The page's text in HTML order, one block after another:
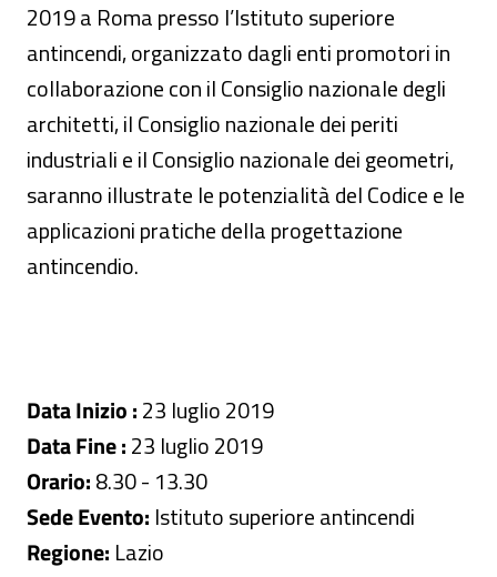
2019 a Roma presso l’Istituto superiore
antincendi, organizzato dagli enti promotori in
collaborazione con il Consiglio nazionale degli
architetti, il Consiglio nazionale dei periti
industriali e il Consiglio nazionale dei geometri,
saranno illustrate le potenzialità del Codice e le
applicazioni pratiche della progettazione
antincendio.
Data Inizio :23 luglio 2019
Data Fine :23 luglio 2019
Orario:8.30 - 13.30
Sede Evento: Istituto superiore antincendi
Regione: Lazio